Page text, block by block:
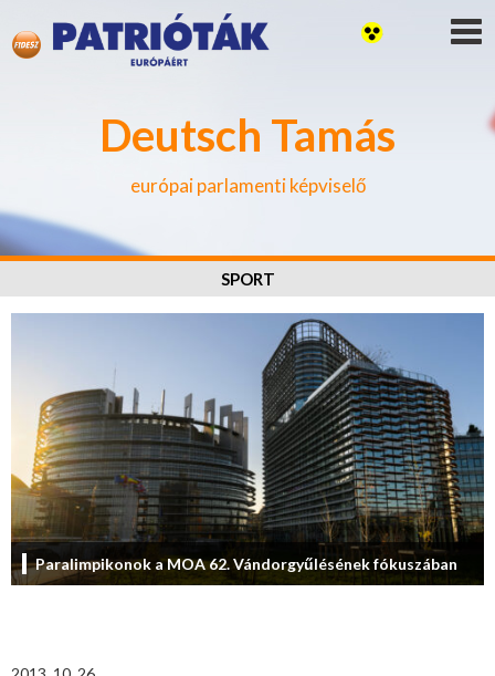
Deutsch Tamás
európai parlamenti képviselő
SPORT
Paralimpikonok a MOA 62. Vándorgyűlésének fókuszában